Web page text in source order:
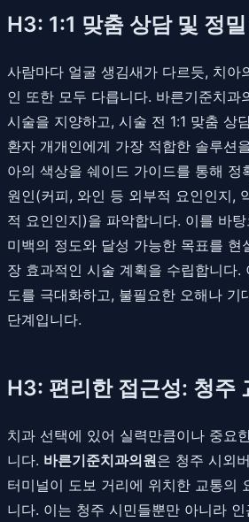
H3: 1:1 맞춤 상담 및 정
사람마다 얼굴 생김새가 다르듯, 치아
인 또한 모두 다릅니다. 바른기준치과
시술을 지양하고, 시술 전 1:1 맞춤 상
환자 개개인에게 가장 적합한 솔루션
아의 색상을 쉐이드 가이드를 통해 정
원인(커피, 와인 등 외부적 요인인지,
적 요인인지)을 파악합니다. 이를 바
미백의 정도와 달성 가능한 목표를 현
장 효과적인 시술 계획을 수립합니다.
도를 극대화하고, 불필요한 오해나 기
단계입니다.
H3: 편리한 접근성: 청주
치과 선택에 있어 실력만큼이나 중요
니다. 바른기준치과의원은 청주 시외
터미널이 도보 거리에 위치한 교통의
니다. 이는 청주 시민들뿐만 아니라